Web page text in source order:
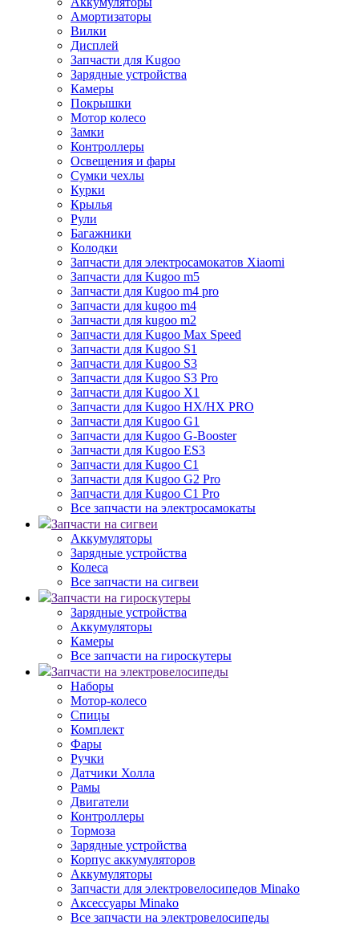
Амортизаторы
Вилки
Дисплей
Запчасти для Kugoo
Зарядные устройства
Камеры
Покрышки
Мотор колесо
Замки
Контроллеры
Освещения и фары
Сумки чехлы
Курки
Крылья
Рули
Багажники
Колодки
Запчасти для электросамокатов Xiaomi
Запчасти для Kugoo m5
Запчасти для Кugoo m4 pro
Запчасти для kugoo m4
Запчасти для kugoo m2
Запчасти для Kugoo Max Speed
Запчасти для Kugoo S1
Запчасти для Kugoo S3
Запчасти для Kugoo S3 Pro
Запчасти для Kugoo X1
Запчасти для Kugoo HX/HX PRO
Запчасти для Kugoo G1
Запчасти для Kugoo G-Booster
Запчасти для Kugoo ES3
Запчасти для Kugoo C1
Запчасти для Kugoo G2 Pro
Запчасти для Kugoo C1 Pro
Все запчасти на электросамокаты
Запчасти на сигвеи
Аккумуляторы
Зарядные устройства
Колеса
Все запчасти на сигвеи
Запчасти на гироскутеры
Зарядные устройства
Аккумуляторы
Камеры
Все запчасти на гироскутеры
Запчасти на электровелосипеды
Наборы
Мотор-колесо
Спицы
Комплект
Фары
Ручки
Датчики Холла
Рамы
Двигатели
Контроллеры
Тормоза
Зарядные устройства
Корпус аккумуляторов
Аккумуляторы
Запчасти для электровелосипедов Minako
Аксессуары Minako
Все запчасти на электровелосипеды